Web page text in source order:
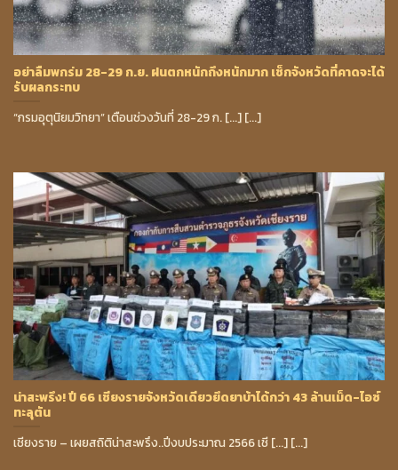
อย่าลืมพกร่ม 28-29 ก.ย. ฝนตกหนักถึงหนักมาก เช็กจังหวัดที่คาดจะได้
รับผลกระทบ
“กรมอุตุนิยมวิทยา” เตือนช่วงวันที่ 28-29 ก. [...] [...]
น่าสะพรึง! ปี 66 เชียงรายจังหวัดเดียวยึดยาบ้าได้กว่า 43 ล้านเม็ด-ไอซ์
ทะลุตัน
เชียงราย – เผยสถิติน่าสะพรึง..ปีงบประมาณ 2566 เชี [...] [...]